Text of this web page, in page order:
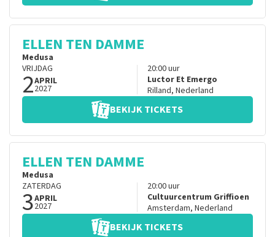
ELLEN TEN DAMME
Medusa
VRIJDAG
2APRIL
2027
20:00uur
Luctor Et Emergo
Rilland, Nederland
BEKIJK TICKETS
ELLEN TEN DAMME
Medusa
ZATERDAG
3APRIL
2027
20:00uur
Cultuurcentrum Griffioen
Amsterdam, Nederland
BEKIJK TICKETS